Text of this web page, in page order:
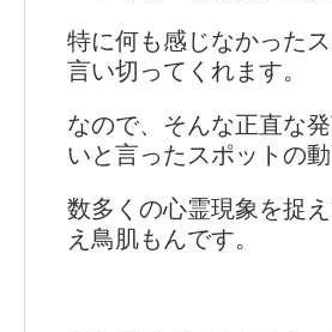
特に何も感じなかった
言い切ってくれます。
なので、そんな正直な
いと言ったスポットの
数多くの心霊現象を捉
え鳥肌もんです。